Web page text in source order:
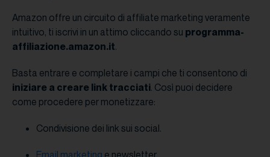
Amazon offre un circuito di affiliate marketing veramente
intuitivo, ti iscrivi in un attimo cliccando su programma-
affiliazione.amazon.it.
Basta entrare e completare i campi che ti consentono di
iniziare a creare link tracciati. Così puoi decidere
come procedere per monetizzare:
Condivisione dei link sui social.
Email marketing e newsletter.